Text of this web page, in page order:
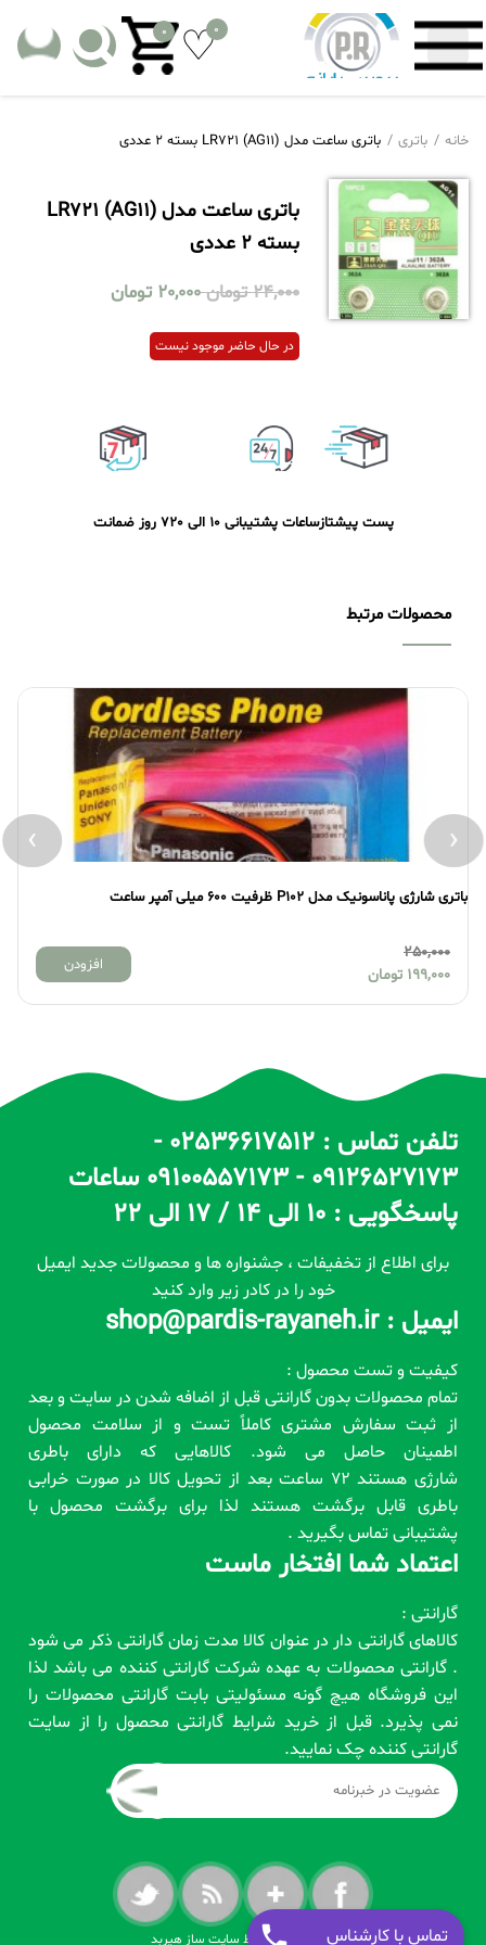
0
0
خانه باتری باتری ساعت مدل LR721 (AG11) بسته 2 عددی
باتری ساعت مدل LR721 (AG11)
بسته 2 عددی
24,000 تومان 20,000 تومان
در حال حاضر موجود نیست
پست پیشتازساعات پشتیبانی 10 الی 20 7 روز ضمانت
محصولات مرتبط
باتری شارژی پاناسونیک مدل P102 ظرفیت 600 میلی آمپر ساعت
250,000
199,000 تومان
افزودن
‹
›
تماس با کارشناس
تلفن تماس : 02536617512 -
09126527173 - 09100557173 ساعات
پاسخگویی : 10 الی 14 / 17 الی 22
برای اطلاع از تخفیفات ، جشنواره ها و محصولات جدید ایمیل
خود را در کادر زیر وارد کنید
ایمیل : shop@pardis-rayaneh.ir
کیفیت و تست محصول :
تمام محصولات بدون گارانتی قبل از اضافه شدن در سایت و بعد
از ثبت سفارش مشتری کاملاً تست و از سلامت محصول
اطمینان حاصل می شود. کالاهایی که دارای باطری
شارژی هستند 72 ساعت بعد از تحویل کالا در صورت خرابی
باطری قابل برگشت هستند لذا برای برگشت محصول با
پشتیبانی تماس بگیرید .
اعتماد شما افتخار ماست
گارانتی :
کالاهای گارانتی دار در عنوان کالا مدت زمان گارانتی ذکر می شود
. گارانتی محصولات به عهده شرکت گارانتی کننده می باشد لذا
این فروشگاه هیچ گونه مسئولیتی بابت گارانتی محصولات را
نمی پذیرد. قبل از خرید شرایط گارانتی محصول را از سایت
گارانتی کننده چک نمایید.
طراحی شده توسط سایت ساز هیربد